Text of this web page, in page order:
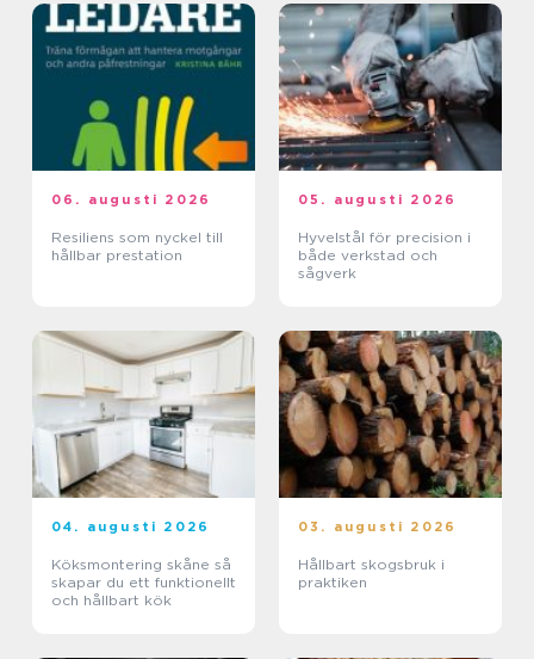
06. augusti 2026
Resiliens som nyckel till
hållbar prestation
05. augusti 2026
Hyvelstål för precision i
både verkstad och
sågverk
04. augusti 2026
Köksmontering skåne så
skapar du ett funktionellt
och hållbart kök
03. augusti 2026
Hållbart skogsbruk i
praktiken